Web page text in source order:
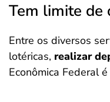
Tem limite de
Entre os diversos
lotéricas, realizar
Econômica Federal